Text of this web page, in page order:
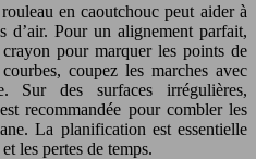
en caoutchouc peut aider à
d’air. Pour un alignement parfait,
pour marquer les points de
coupez les marches avec
Sur des surfaces irrégulières,
recommandée pour combler les
La planification est essentielle
les pertes de temps.